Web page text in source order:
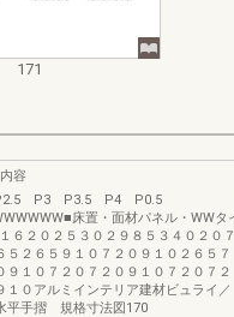
171
容
P3 P3.5 P4 P0.5
床置・面材パネル・WWタ
６２０２５３０２９８５３４０２０７
５２６５９１０７２０９１０２６５７
９１０７２０７２０９１０７２０７２
１０アルミインテリア建材ビュライ／
平手摺 規格寸法図170